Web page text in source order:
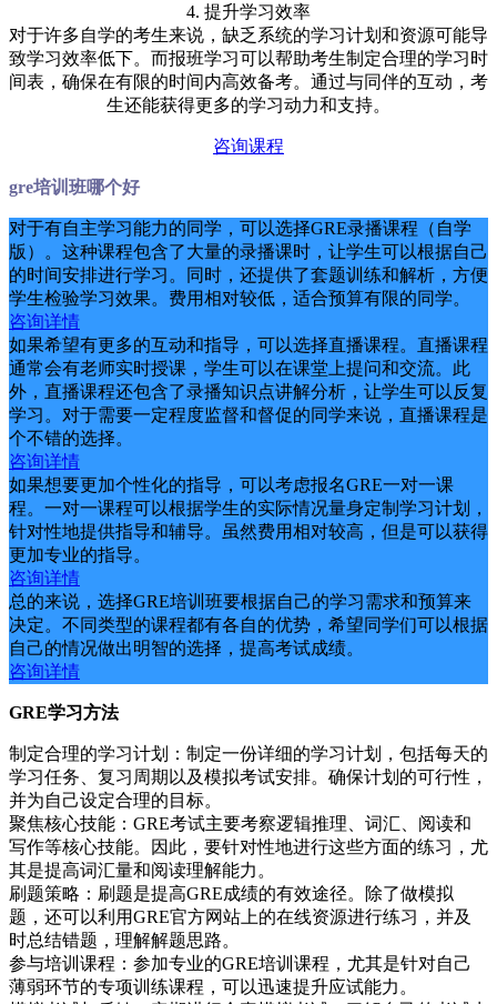
4. 提升学习效率
对于许多自学的考生来说，缺乏系统的学习计划和资源可能导
致学习效率低下。而报班学习可以帮助考生制定合理的学习时
间表，确保在有限的时间内高效备考。通过与同伴的互动，考
生还能获得更多的学习动力和支持。
咨询课程
gre培训班哪个好
对于有自主学习能力的同学，可以选择GRE录播课程（自学
版）。这种课程包含了大量的录播课时，让学生可以根据自己
的时间安排进行学习。同时，还提供了套题训练和解析，方便
学生检验学习效果。费用相对较低，适合预算有限的同学。
咨询详情
如果希望有更多的互动和指导，可以选择直播课程。直播课程
通常会有老师实时授课，学生可以在课堂上提问和交流。此
外，直播课程还包含了录播知识点讲解分析，让学生可以反复
学习。对于需要一定程度监督和督促的同学来说，直播课程是
个不错的选择。
咨询详情
如果想要更加个性化的指导，可以考虑报名GRE一对一课
程。一对一课程可以根据学生的实际情况量身定制学习计划，
针对性地提供指导和辅导。虽然费用相对较高，但是可以获得
更加专业的指导。
咨询详情
总的来说，选择GRE培训班要根据自己的学习需求和预算来
决定。不同类型的课程都有各自的优势，希望同学们可以根据
自己的情况做出明智的选择，提高考试成绩。
咨询详情
GRE学习方法
制定合理的学习计划：制定一份详细的学习计划，包括每天的
学习任务、复习周期以及模拟考试安排。确保计划的可行性，
并为自己设定合理的目标。
聚焦核心技能：GRE考试主要考察逻辑推理、词汇、阅读和
写作等核心技能。因此，要针对性地进行这些方面的练习，尤
其是提高词汇量和阅读理解能力。
刷题策略：刷题是提高GRE成绩的有效途径。除了做模拟
题，还可以利用GRE官方网站上的在线资源进行练习，并及
时总结错题，理解解题思路。
参与培训课程：参加专业的GRE培训课程，尤其是针对自己
薄弱环节的专项训练课程，可以迅速提升应试能力。